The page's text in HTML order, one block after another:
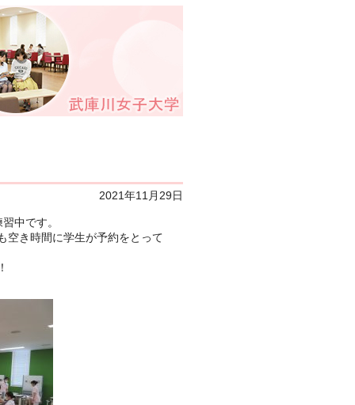
2021年11月29日
中です。
空き時間に学生が予約をとって